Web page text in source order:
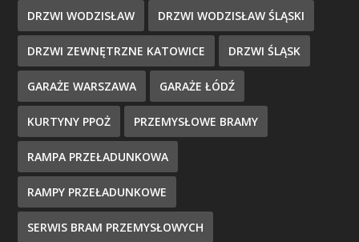
DRZWI WODZISŁAW DRZWI WODZISŁAW ŚLĄSKI
DRZWI ZEWNĘTRZNE KATOWICE DRZWI ŚLĄSK
GARAŻE WARSZAWA GARAŻE ŁÓDŹ
KURTYNY PPOŻ PRZEMYSŁOWE BRAMY
RAMPA PRZEŁADUNKOWA
RAMPY PRZEŁADUNKOWE
SERWIS BRAM PRZEMYSŁOWYCH